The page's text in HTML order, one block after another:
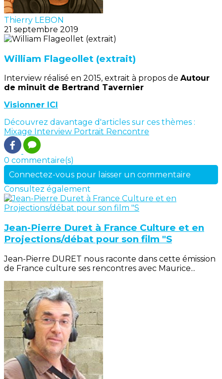
Thierry LEBON
21 septembre 2019
William Flageollet (extrait)
Interview réalisé en 2015, extrait à propos de Autour
de minuit de Bertrand Tavernier
Visionner ICI
Découvrez davantage d'articles sur ces thèmes :
Mixage Interview Portrait Rencontre
0 commentaire(s)
Connectez-vous pour laisser un commentaire
Consultez également
Jean-Pierre Duret à France Culture et en
Projections/débat pour son film "S
Jean-Pierre DURET nous raconte dans cette émission
de France culture ses rencontres avec Maurice...